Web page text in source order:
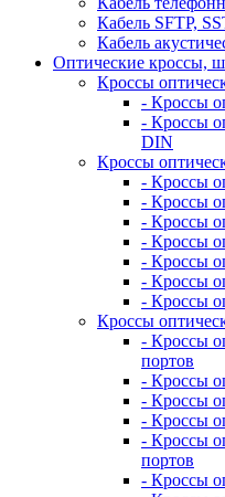
Кабель SFTP,
Кабель
Оптические кроссы,
Кроссы
- Кроссы
- Кроссы
DIN
Кроссы
- Кроссы
- Кроссы
- Кроссы
- Кроссы
- Кроссы
- Кроссы
- Кроссы
Кроссы
- Кроссы
портов
- Кроссы
- Кроссы
- Кроссы
- Кроссы
портов
- Кроссы